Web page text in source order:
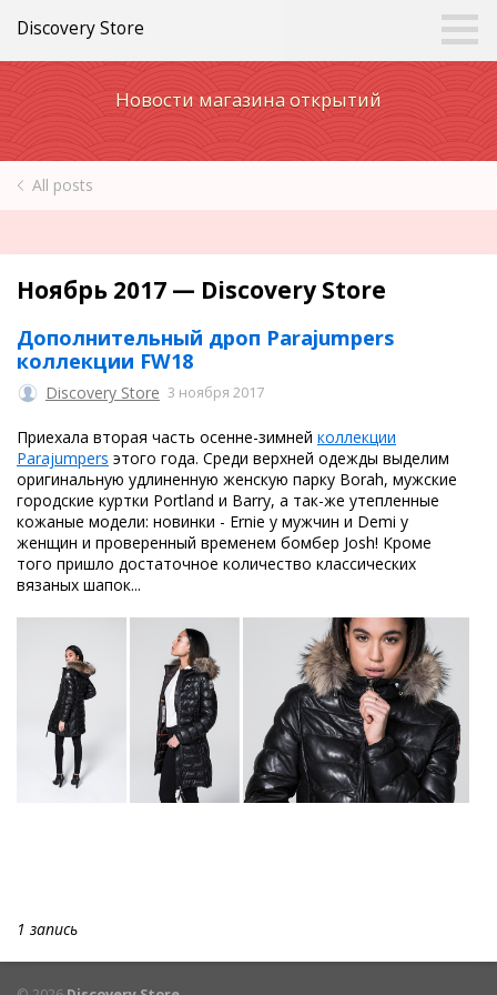
Discovery Store
Новости магазина открытий
All posts
Ноябрь 2017 — Discovery Store
Дополнительный дроп Parajumpers
коллекции FW18
Discovery Store 3 ноября 2017
Приехала вторая часть осенне-зимней коллекции
Parajumpers этого года. Среди верхней одежды выделим
оригинальную удлиненную женскую парку Borah, мужские
городские куртки Portland и Barry, а так-же утепленные
кожаные модели: новинки - Ernie у мужчин и Demi у
женщин и проверенный временем бомбер Josh! Кроме
того пришло достаточное количество классических
вязаных шапок...
1 запись